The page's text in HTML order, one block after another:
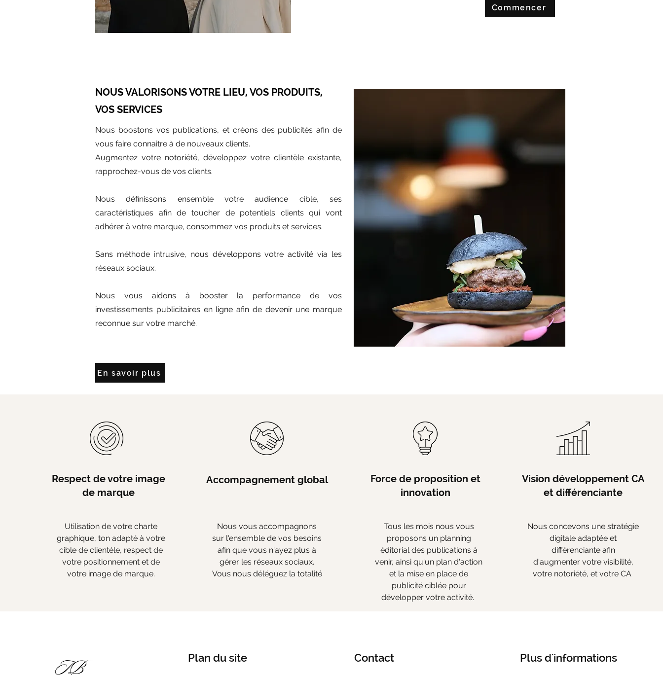
Commencer
NOUS VALORISONS VOTRE LIEU, VOS PRODUITS,
VOS SERVICES
Nous boostons vos publications, et créons des publicités afin de
vous faire connaitre à de nouveaux clients.
Augmentez votre notoriété, développez votre clientèle existante,
rapprochez-vous de vos clients.
Nous définissons ensemble votre audience cible, ses
caractéristiques afin de toucher de potentiels clients qui vont
adhérer à votre marque, consommez vos produits et services.
Sans méthode intrusive, nous développons votre activité via les
réseaux sociaux.
Nous vous aidons à booster la performance de vos
investissements publicitaires en ligne afin de devenir une marque
reconnue sur votre marché.
En savoir plus
Respect de votre image
de marque
Utilisation de votre charte
graphique, ton adapté à votre
cible de clientèle, respect de
votre positionnement et de
votre image de marque.
Accompagnement global
Nous vous accompagnons
sur l'ensemble de vos besoins
afin que vous n'ayez plus à
gérer les réseaux sociaux.
Vous nous déléguez la totalité
Force de proposition et
innovation
Tous les mois nous vous
proposons un planning
éditorial des publications à
venir, ainsi qu'un plan d'action
et la mise en place de
publicité ciblée pour
développer votre activité.
Vision développement CA
et différenciante
Nous concevons une stratégie
digitale adaptée et
différenciante afin
d'augmenter votre visibilité,
votre notoriété, et votre CA
Plan du site Contact Plus d'informations